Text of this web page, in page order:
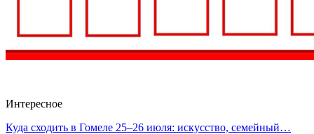
Интересное
Куда сходить в Гомеле 25–26 июля: искусство, семейный…